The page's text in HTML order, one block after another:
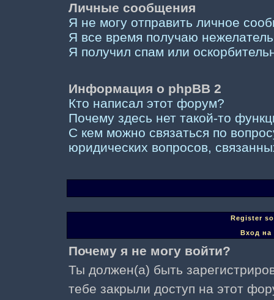
Личные сообщения
Я не могу отправить личное
Я все время получаю
Я получил спам или
Информация о phpBB 2
Кто написал этот форум?
Почему здесь нет такой-то
С кем можно связаться по
юридических вопросов,
Register
Вход на
Почему я не могу войти?
Ты должен(а) быть
тебе закрыли доступ на этот